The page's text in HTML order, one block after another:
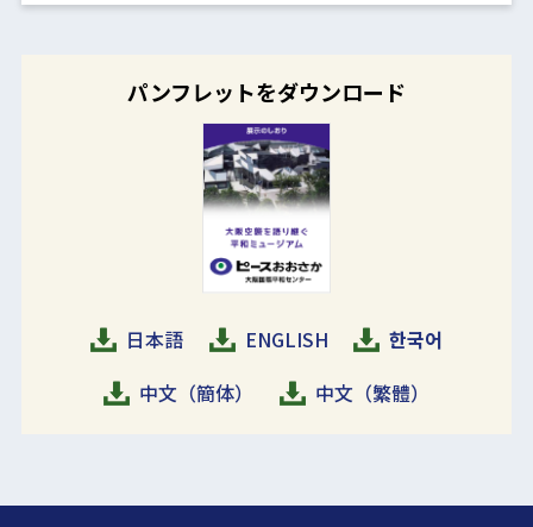
パンフレットをダウンロード
日本語 ENGLISH
한국어
中文（簡体）
中文（繁體）